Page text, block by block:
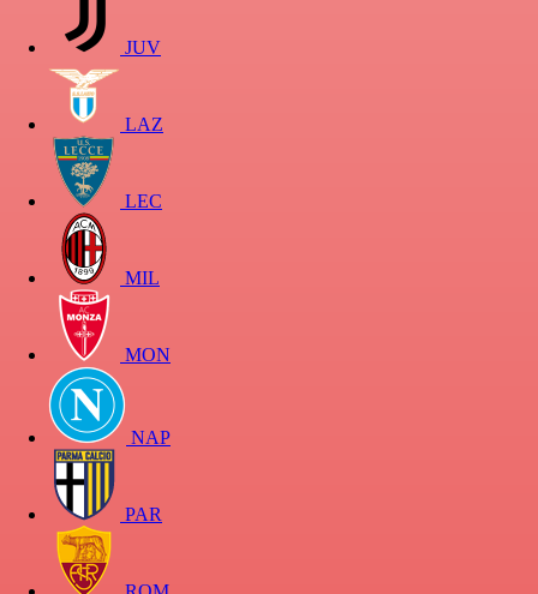
JUV
LAZ
LEC
MIL
MON
NAP
PAR